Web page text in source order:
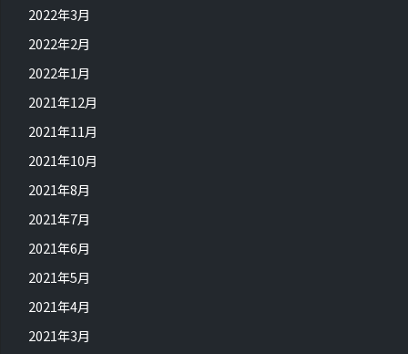
2022年3月
2022年2月
2022年1月
2021年12月
2021年11月
2021年10月
2021年8月
2021年7月
2021年6月
2021年5月
2021年4月
2021年3月